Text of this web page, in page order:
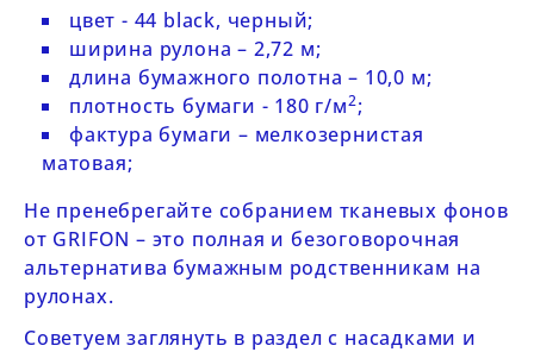
цвет - 44 black, черный;
ширина рулона – 2,72 м;
длина бумажного полотна – 10,0 м;
плотность бумаги - 180 г/м2;
фактура бумаги – мелкозернистая
матовая;
Не пренебрегайте собранием тканевых фонов
от GRIFON – это полная и безоговорочная
альтернатива бумажным родственникам на
рулонах.
Советуем заглянуть в раздел с насадками и